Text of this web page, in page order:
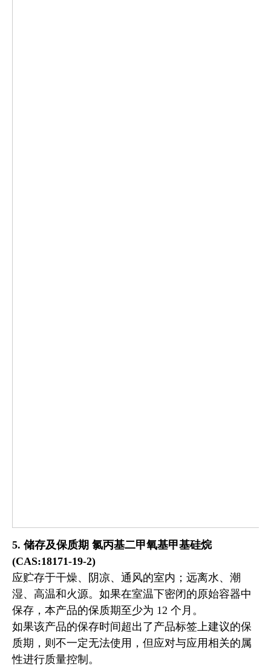
5. 储存及保质期 氯丙基二甲氧基甲基硅烷
(CAS:18171-19-2)
应贮存于干燥、阴凉、通风的室内；远离水、潮
湿、高温和火源。如果在室温下密闭的原始容器中
保存，本产品的保质期至少为 12 个月。
如果该产品的保存时间超出了产品标签上建议的保
质期，则不一定无法使用，但应对与应用相关的属
性进行质量控制。